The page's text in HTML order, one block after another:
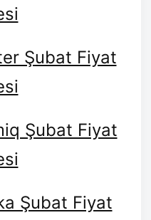
Şubat Fiyat
Şubat Fiyat
Şubat Fiyat